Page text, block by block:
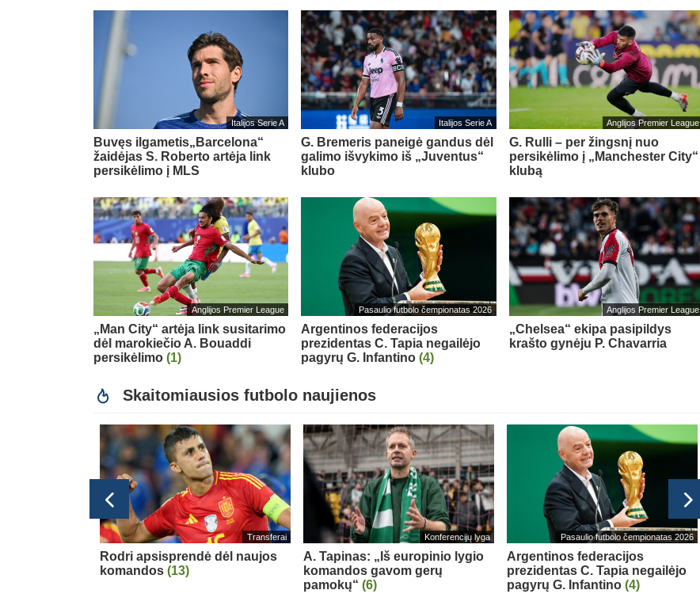
Italijos Serie A
Buvęs ilgametis„Barcelona“
žaidėjas S. Roberto artėja link
persikėlimo į MLS
Italijos Serie A
G. Bremeris paneigė gandus dėl
galimo išvykimo iš „Juventus“
klubo
Anglijos Premier League
G. Rulli – per žingsnį nuo
persikėlimo į „Manchester City“
klubą
Anglijos Premier League
„Man City“ artėja link susitarimo
dėl marokiečio A. Bouaddi
persikėlimo (1)
Pasaulio futbolo čempionatas 2026
Argentinos federacijos
prezidentas C. Tapia negailėjo
pagyrų G. Infantino(4)
Anglijos Premier League
„Chelsea“ ekipa pasipildys
krašto gynėju P. Chavarria
Skaitomiausios futbolo naujienos
Transferai
Rodri apsisprendė dėl naujos
komandos (13)
Konferencijų lyga
A. Tapinas: „Iš europinio lygio
komandos gavom gerų
pamokų“ (6)
Pasaulio futbolo čempionatas 2026
Argentinos federacijos
prezidentas C. Tapia negailėjo
pagyrų G. Infantino (4)